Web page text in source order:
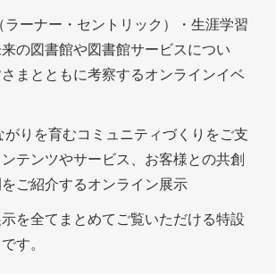
ーナー・セントリック）・生涯学習
の図書館や図書館サービスについ
まとともに考察するオンラインイベ
りを育むコミュニティづくりをご支
テンツやサービス、お客様との共創
ご紹介するオンライン展示
を全てまとめてご覧いただける特設
す。